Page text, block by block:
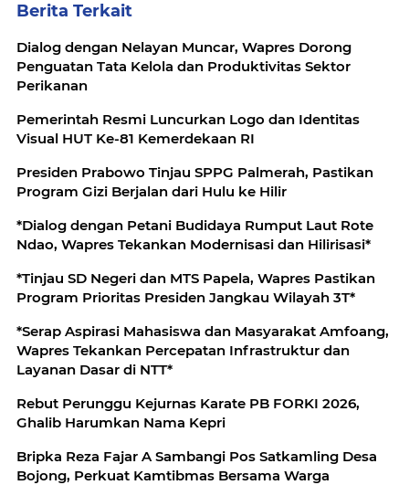
Berita Terkait
Dialog dengan Nelayan Muncar, Wapres Dorong
Penguatan Tata Kelola dan Produktivitas Sektor
Perikanan
Pemerintah Resmi Luncurkan Logo dan Identitas
Visual HUT Ke-81 Kemerdekaan RI
Presiden Prabowo Tinjau SPPG Palmerah, Pastikan
Program Gizi Berjalan dari Hulu ke Hilir
*Dialog dengan Petani Budidaya Rumput Laut Rote
Ndao, Wapres Tekankan Modernisasi dan Hilirisasi*
*Tinjau SD Negeri dan MTS Papela, Wapres Pastikan
Program Prioritas Presiden Jangkau Wilayah 3T*
*Serap Aspirasi Mahasiswa dan Masyarakat Amfoang,
Wapres Tekankan Percepatan Infrastruktur dan
Layanan Dasar di NTT*
Rebut Perunggu Kejurnas Karate PB FORKI 2026,
Ghalib Harumkan Nama Kepri
Bripka Reza Fajar A Sambangi Pos Satkamling Desa
Bojong, Perkuat Kamtibmas Bersama Warga